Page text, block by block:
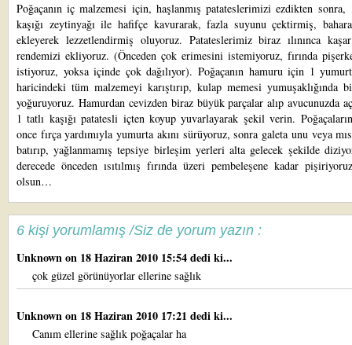
Poğaçanın iç malzemesi için, haşlanmış patateslerimizi ezdikten sonra,
kaşığı zeytinyağı ile hafifçe kavurarak, fazla suyunu çektirmiş,
ekleyerek lezzetlendirmiş oluyoruz. Patateslerimiz biraz ılınınca
rendemizi ekliyoruz. (Önceden çok erimesini istemiyoruz, fırında
istiyoruz, yoksa içinde çok dağılıyor). Poğaçanın hamuru için 1
haricindeki tüm malzemeyi karıştırıp, kulap memesi yumuşaklığında
yoğuruyoruz. Hamurdan cevizden biraz büyük parçalar alıp avucunuzda
1 tatlı kaşığı patatesli içten koyup yuvarlayarak şekil verin.
once fırça yardımıyla yumurta akını sürüyoruz, sonra galeta unu veya
batırıp, yağlanmamış tepsiye birleşim yerleri alta gelecek şekilde
derecede önceden ısıtılmış fırında üzeri pembeleşene kadar
olsun…
6 kişi yorumlamış /Siz de yorum yazın :
Unknownon 18 Haziran 2010 15:54 dedi ki...
çok güzel görünüyorlar ellerine sağlık
Unknownon 18 Haziran 2010 17:21 dedi ki...
Canım ellerine sağlık poğaçalar ha